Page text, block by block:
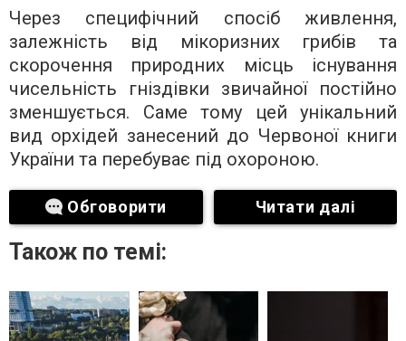
Через специфічний спосіб живлення,
залежність від мікоризних грибів та
скорочення природних місць існування
чисельність гніздівки звичайної постійно
зменшується. Саме тому цей унікальний
вид орхідей занесений до Червоної книги
України та перебуває під охороною.
Обговорити Читати далі
Також по темі: